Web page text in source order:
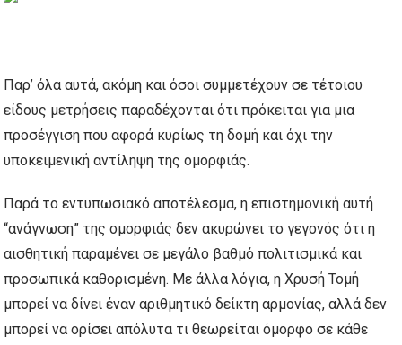
Παρ’ όλα αυτά, ακόμη και όσοι συμμετέχουν σε τέτοιου
είδους μετρήσεις παραδέχονται ότι πρόκειται για μια
προσέγγιση που αφορά κυρίως τη δομή και όχι την
υποκειμενική αντίληψη της ομορφιάς.
Παρά το εντυπωσιακό αποτέλεσμα, η επιστημονική αυτή
“ανάγνωση” της ομορφιάς δεν ακυρώνει το γεγονός ότι η
αισθητική παραμένει σε μεγάλο βαθμό πολιτισμικά και
προσωπικά καθορισμένη. Με άλλα λόγια, η Χρυσή Τομή
μπορεί να δίνει έναν αριθμητικό δείκτη αρμονίας, αλλά δεν
μπορεί να ορίσει απόλυτα τι θεωρείται όμορφο σε κάθε